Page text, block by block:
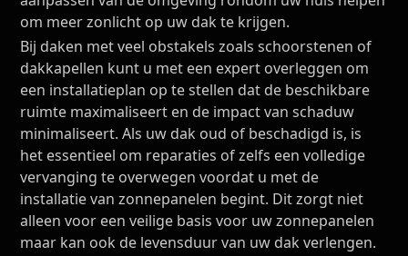
om meer zonlicht op uw dak te krijgen.
Bij daken met veel obstakels zoals schoorstenen of
dakkapellen kunt u met een expert overleggen om
een installatieplan op te stellen dat de beschikbare
ruimte maximaliseert en de impact van schaduw
minimaliseert. Als uw dak oud of beschadigd is, is
het essentieel om reparaties of zelfs een volledige
vervanging te overwegen voordat u met de
installatie van zonnepanelen begint. Dit zorgt niet
alleen voor een veilige basis voor uw zonnepanelen
maar kan ook de levensduur van uw dak verlengen.